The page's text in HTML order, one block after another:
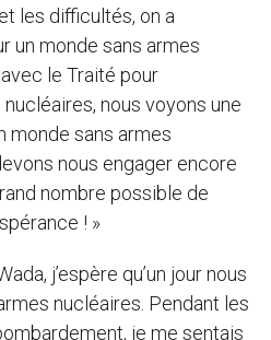
les difficultés, on a
un monde sans armes
le Traité pour
nous voyons une
monde sans armes
nous engager encore
nombre possible de
! »
j’espère qu’un jour nous
nucléaires. Pendant les
je me sentais